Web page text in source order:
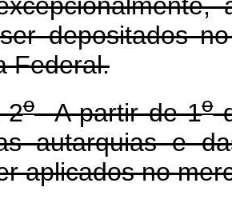
depositados
Federal.
oA partir de 1o
autarquias e
aplicados no